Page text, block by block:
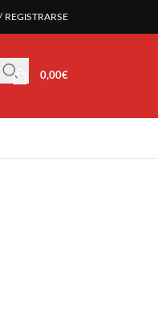
REGISTRARSE
0,00€